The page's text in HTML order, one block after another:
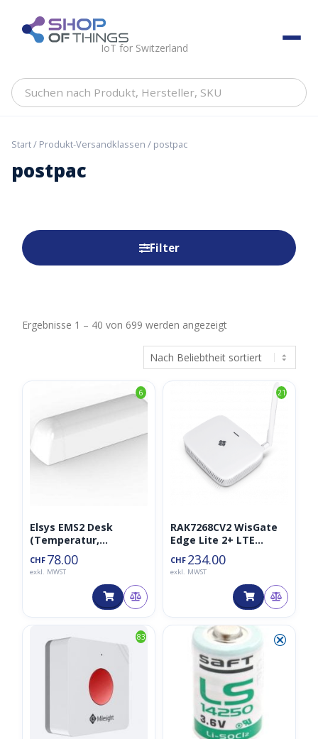
content ShopOfThings
IoT for Switzerland
Suchen
Hersteller,
Start/ Produkt-Versandklassen / postpac
postpac
Filter
Ergebnisse 1 – 40 von 699 werden angezeigtNach
Beliebtheit
sortiert
6
Elsys EMS2 Desk
(Temperatur,
Belegung,
Feuchtigkeit 868MHz)
CHF 78.00
exkl. MWST
21
RAK7268CV2 WisGate
Edge Lite 2+ LTE
Gateway LoraWAN
868MHz
CHF 234.00
exkl. MWST
83 ⮿